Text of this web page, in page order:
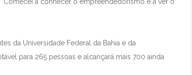
da Universidade Federal da Bahia e da
para 265 pessoas e alcançará mais 700 ainda